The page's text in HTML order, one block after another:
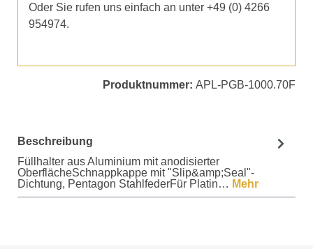
Oder Sie rufen uns einfach an unter +49 (0) 4266
954974.
Produktnummer: APL-PGB-1000.70F
Beschreibung
Füllhalter aus Aluminium mit anodisierter
OberflächeSchnappkappe mit "Slip&amp;Seal"-
Dichtung, Pentagon StahlfederFür Platin… Mehr